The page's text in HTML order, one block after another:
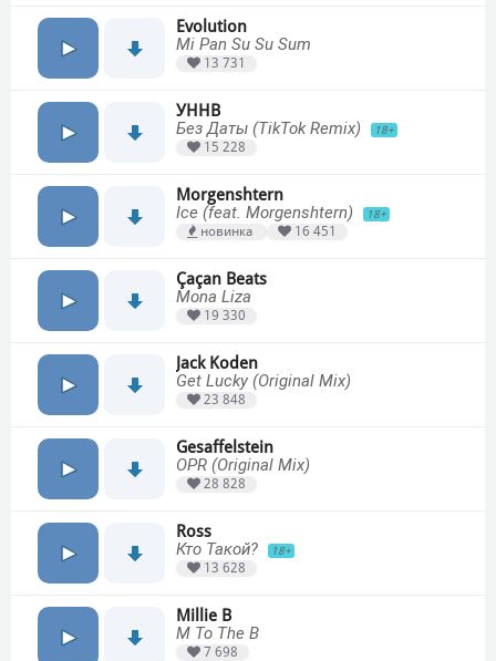
Evolution
Mi Pan Su Su Sum
13 731
УННВ
Без Даты (TikTok Remix)
18+
15 228
Morgenshtern
Ice (feat. Morgenshtern)
18+
новинка 16 451
Çaçan Beats
Mona Liza
19 330
Jack Koden
Get Lucky (Original Mix)
23 848
Gesaffelstein
OPR (Original Mix)
28 828
Ross
Кто Такой?
18+
13 628
Millie B
M To The B
7 698